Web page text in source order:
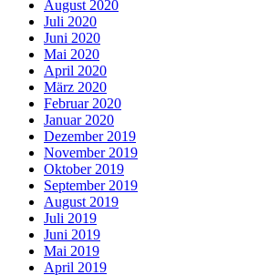
August 2020
Juli 2020
Juni 2020
Mai 2020
April 2020
März 2020
Februar 2020
Januar 2020
Dezember 2019
November 2019
Oktober 2019
September 2019
August 2019
Juli 2019
Juni 2019
Mai 2019
April 2019